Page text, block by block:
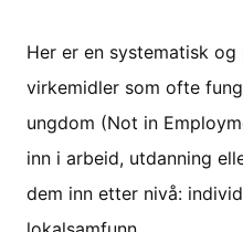
Her er en systematisk
virkemidler som ofte
ungdom (Not in
inn i arbeid, utdanning
dem inn etter nivå: